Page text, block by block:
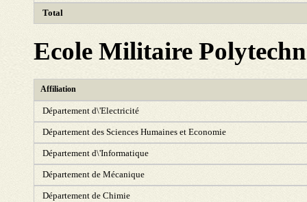
Total
Ecole Militaire
Affiliation
Département d\'Electricité
Département des Sciences Humaines et Economie
Département d\'Informatique
Département de Mécanique
Département de Chimie